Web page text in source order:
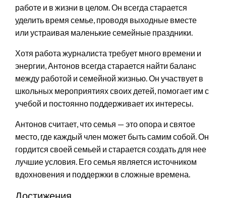
работе и в жизни в целом. Он всегда старается
уделить время семье, проводя выходные вместе
или устраивая маленькие семейные праздники.
Хотя работа журналиста требует много времени и
энергии, Антонов всегда старается найти баланс
между работой и семейной жизнью. Он участвует в
школьных мероприятиях своих детей, помогает им с
учебой и постоянно поддерживает их интересы.
Антонов считает, что семья — это опора и святое
место, где каждый член может быть самим собой. Он
гордится своей семьей и старается создать для нее
лучшие условия. Его семья является источником
вдохновения и поддержки в сложные времена.
Достижения